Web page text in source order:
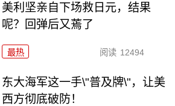
美利坚亲自下场救日元，结果
呢？回弹后又蔫了
最热 阅读 12494
东大海军这一手\"普及牌\"，让美
西方彻底破防！